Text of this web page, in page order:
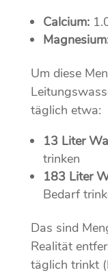
Calcium:
Um diese
täglich etwa:
13 Liter
trinken
183 Liter
Bedarf
Das sind
Realität
täglich trinkt